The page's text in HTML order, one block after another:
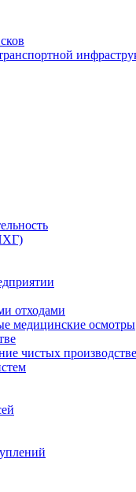
отходами
медицинские осмотры
чистых